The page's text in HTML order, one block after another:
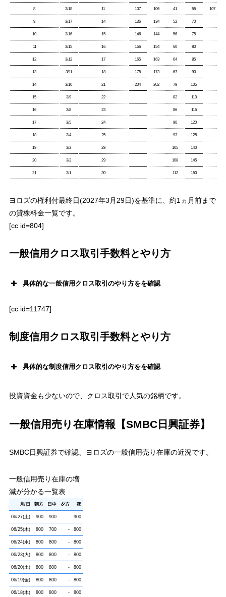
8 3/18 11 107 106 41 55 107
9 3/17 14 136 134 52 70
10 3/16 15 146 144 56 75
11 3/15 16 156 154 60 80
12 3/12 17 165 163 64 85
13 3/11 18 175 173 67 90
14 3/10 21 204 202 79 105
15 3/9 22 82 110
16 3/8 23 86 115
17 3/5 24 90 120
18 3/4 25 93 125
19 3/3 28 105 140
20 3/2 29 108 145
21 3/1 30 112 150
ヨロズの権利付最終日(2027年3月29日)を基準に、約1ヵ月前まで
の貸株料金一覧です。
[cc id=804]
一般信用クロス取引手数料とやり方
具体的な一般信用クロス取引のやり方をを確認
一般信用クロス取引
買いと売りのクロス合計100万円まで手数料無料
【ワンショット】
クロスコスト＝現物買い手数料＋信用売り手数料＋貸株料(233日分)+プレミアム料
【定額：ボックスレート】
買いと売りのクロス合計50万円まで手数料無料
「現物買い」×「一般信用売り」のクロス：
クロスコスト＝貸株料(233日分)： 1,162円
SMBC日興証券
【ダイレクト】
「制度信用買い当日買建玉を現引」×「一般信用売り」
819円
＝6円+813円
[cc id=11747]
制度信用クロス取引手数料とやり方
具体的な制度信用クロス取引のやり方をを確認
現物と制度信用と一般信用、それぞれ100万円まで手数料無料
「現物買い」×「制度信用売り」のクロス：9.1万円は売買手数料無料
【スタンダード】
約定毎の手数料【現物:99円 信用:99円】
204円＝99円+99円+6円
GMOクリック証券
【1日定額】
現物と制度信用と一般信用、それぞれ100万円まで手数料無料
「現物買い」×「制度信用売り」 のクロス：
【1約定】
「現物買い」×「制度信用売り」
のクロス
192円
＝90円+97円+5円
【1日定額】
投資資金も少ないので、クロス取引で人気の銘柄です。
一般信用売り在庫情報【SMBC日興証券】
SMBC日興証券で確認、ヨロズの一般信用売り在庫の近況です。
一般信用売り在庫の増
減が分かる一覧表
月/日 朝方 日中 夕方 夜
06/27(土) 900 900 - 900
06/25(木) 800 700 - 800
06/24(水) 800 800 - 800
06/23(火) 800 800 - 800
06/20(土) 800 800 - 800
06/19(金) 800 800 - 800
06/18(木) 800 800 - 800